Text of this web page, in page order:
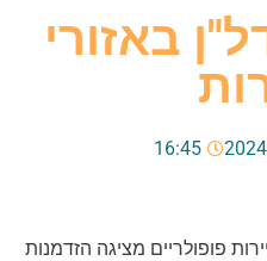
באזורי
16:45
פופולריים מציגה הזדמנות